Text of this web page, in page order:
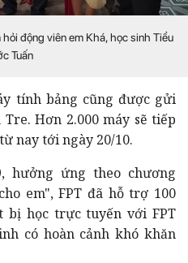
động viên em Khá, học sinh Tiểu
Tuấn
tính bảng cũng được gửi
Hơn 2.000 máy sẽ tiếp
nay tới ngày 20/10.
hưởng ứng theo chương
em", FPT đã hỗ trợ 100
bị học trực tuyến với FPT
có hoàn cảnh khó khăn